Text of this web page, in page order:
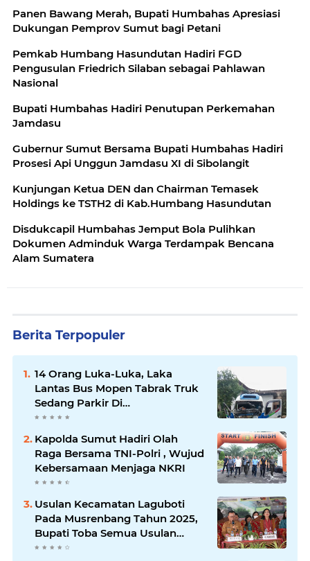
Panen Bawang Merah, Bupati Humbahas Apresiasi
Dukungan Pemprov Sumut bagi Petani
Pemkab Humbang Hasundutan Hadiri FGD
Pengusulan Friedrich Silaban sebagai Pahlawan
Nasional
Bupati Humbahas Hadiri Penutupan Perkemahan
Jamdasu
Gubernur Sumut Bersama Bupati Humbahas Hadiri
Prosesi Api Unggun Jamdasu XI di Sibolangit
Kunjungan Ketua DEN dan Chairman Temasek
Disdukcapil Humbahas Jemput Bola Pulihkan
Dokumen Adminduk Warga Terdampak Bencana
Alam Sumatera
Berita Terpopuler
14 Orang Luka-Luka, Laka
Lantas Bus Mopen Tabrak Truk
Sedang Parkir Di
Siborongborong
Kapolda Sumut Hadiri Olah
Raga Bersama TNI-Polri , Wujud
Kebersamaan Menjaga NKRI
Usulan Kecamatan Laguboti
Pada Musrenbang Tahun 2025,
Bupati Toba Semua Usulan
Harus Mendukung